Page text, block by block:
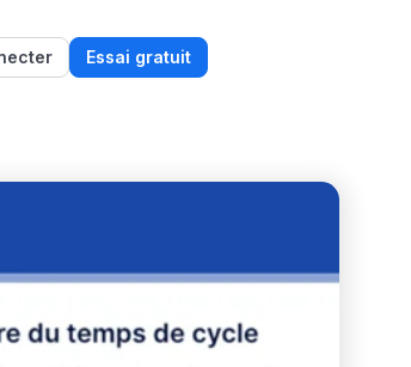
Essai gratuit